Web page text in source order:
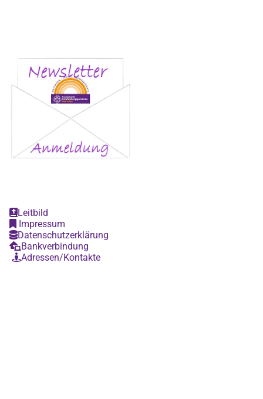
Leitbild
Impressum
Datenschutzerklärung
Bankverbindung
Adressen/Kontakte